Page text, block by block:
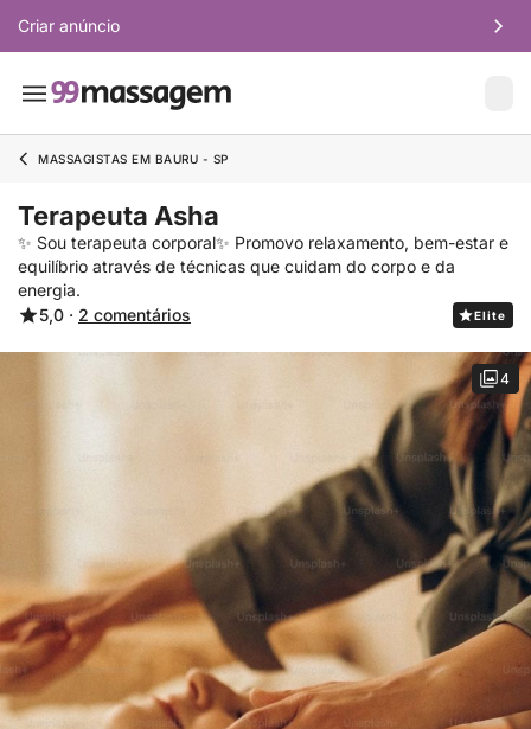
Criar anúncio
MASSAGISTAS EM BAURU - SP
Terapeuta Asha
✨ Sou terapeuta corporal✨ Promovo relaxamento, bem-estar e
equilíbrio através de técnicas que cuidam do corpo e da
energia.
5,0 · 2 comentários Elite
4